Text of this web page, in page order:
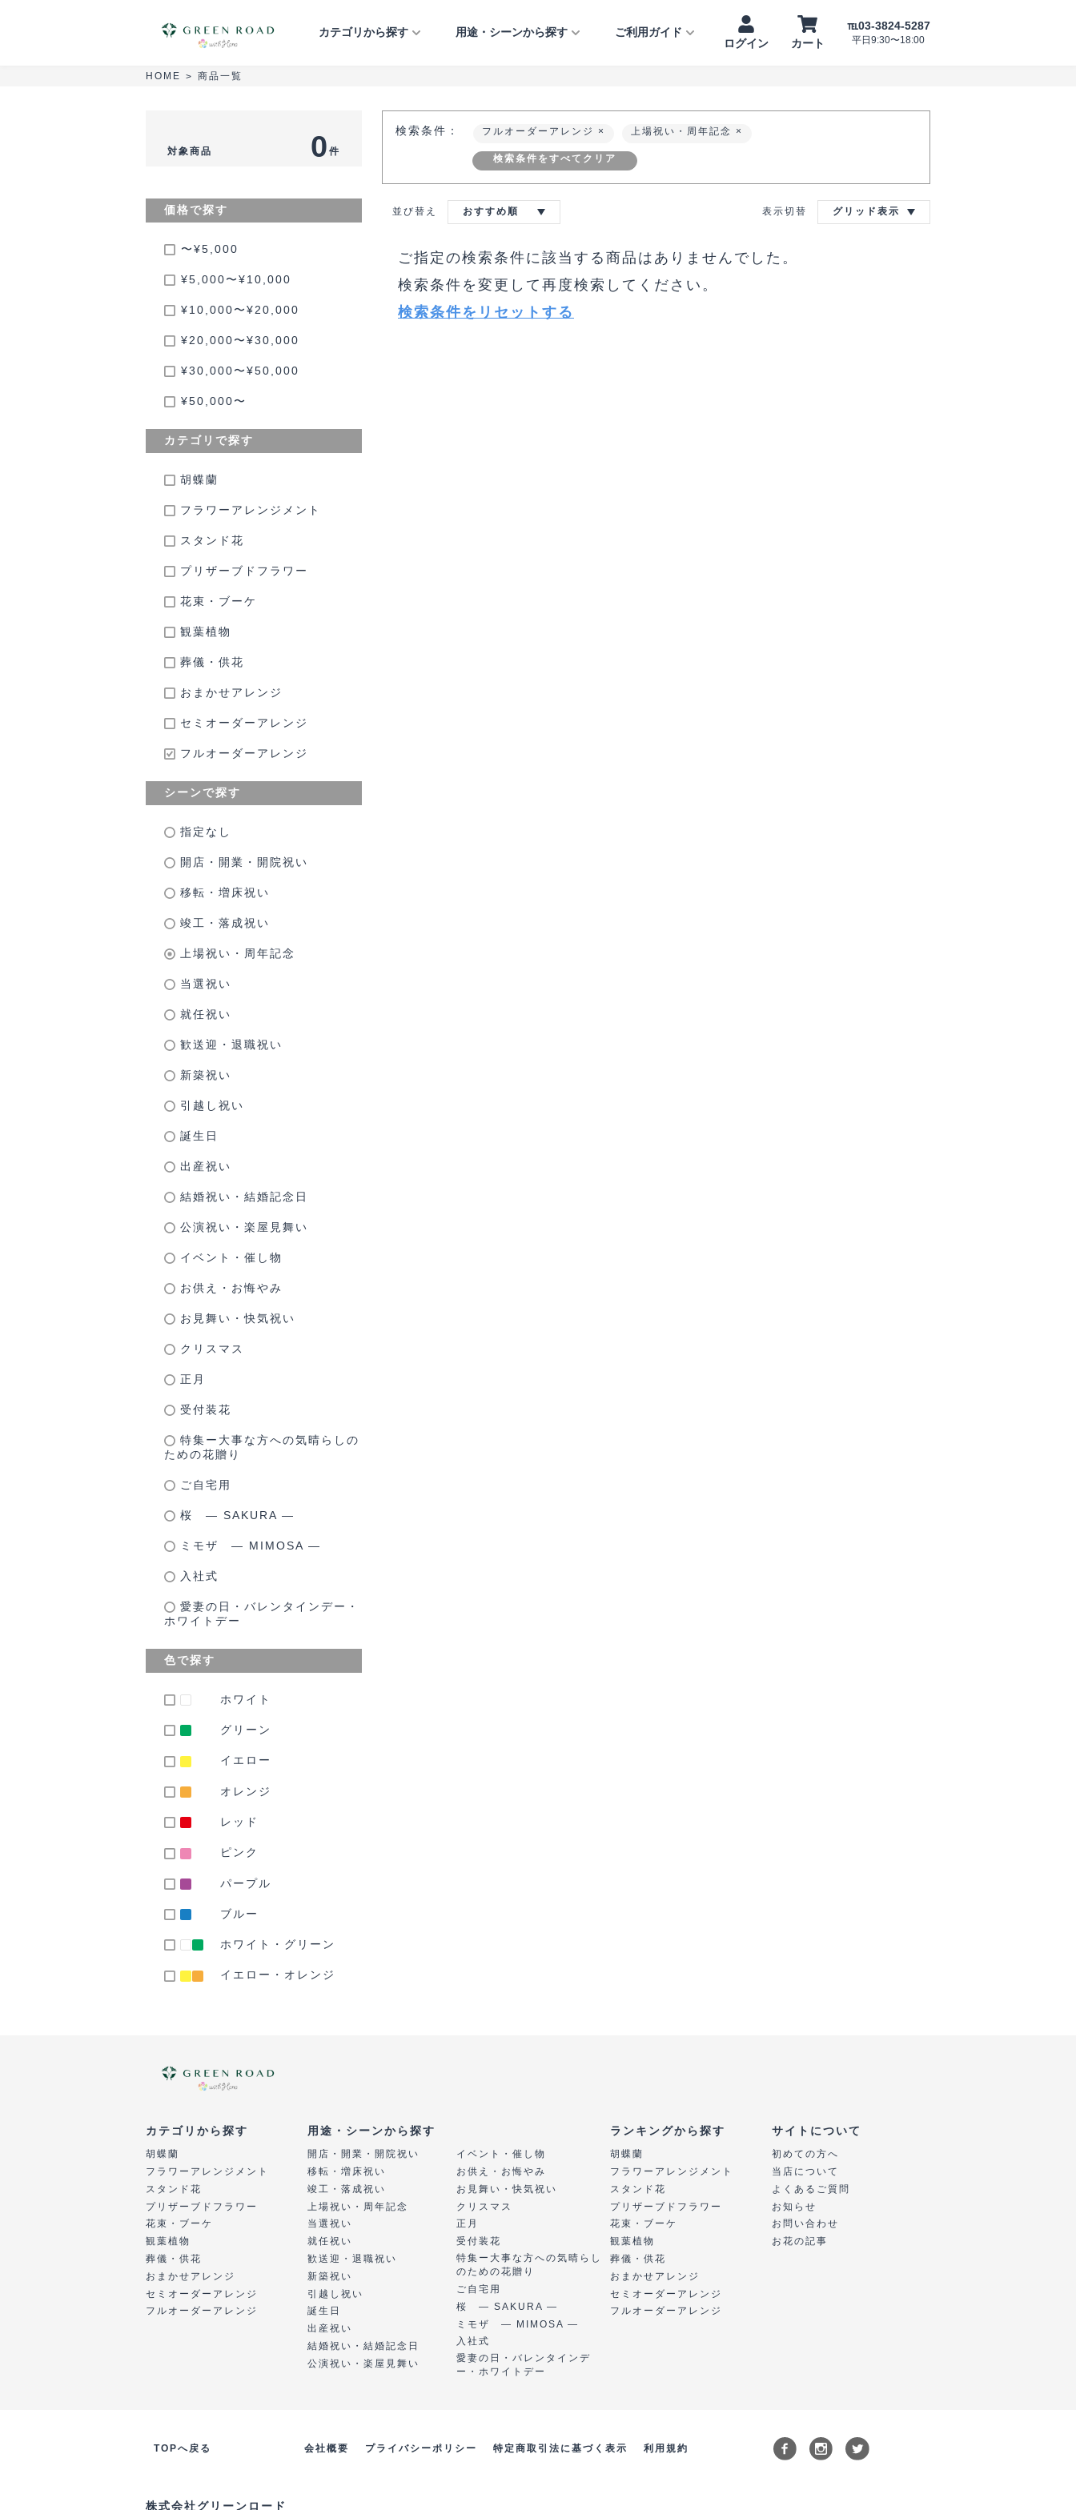
カテゴリから探す
プリザーブドフラワー
観葉植物
用途・シーンから探す
移転・増床祝い
竣工・落成祝い
上場祝い・周年記念
特集ー大事な方への気晴ら
しのための花贈り
個人のお祝い
誕生日
出産祝い
結婚祝い・結婚記念日
お悔やみ・お供え
お見舞い・快気祝い
イベント・催し物
公演祝い・楽屋見舞い
結婚祝い・結婚記念日
クリスマス
桜 ― SAKURA ―
ご利用ガイド
当店について
よくあるご質問
お知らせ
ログイン カート
℡03-3824-5287
平日9:30〜18:00
HOME > 商品一覧
対象商品 0 件
価格で探す
〜¥5,000
¥5,000〜¥10,000
¥10,000〜¥20,000
¥20,000〜¥30,000
¥30,000〜¥50,000
¥50,000〜
カテゴリで探す
胡蝶蘭
フラワーアレンジメント
スタンド花
プリザーブドフラワー
花束・ブーケ
観葉植物
葬儀・供花
おまかせアレンジ
セミオーダーアレンジ
フルオーダーアレンジ
シーンで探す
指定なし
開店・開業・開院祝い
移転・増床祝い
竣工・落成祝い
上場祝い・周年記念
当選祝い
就任祝い
歓送迎・退職祝い
新築祝い
引越し祝い
誕生日
出産祝い
結婚祝い・結婚記念日
公演祝い・楽屋見舞い
イベント・催し物
お供え・お悔やみ
お見舞い・快気祝い
クリスマス
正月
受付装花
特集ー大事な方への気晴らしの
ための花贈り
ご自宅用
桜 ― SAKURA ―
ミモザ ― MIMOSA ―
入社式
愛妻の日・バレンタインデー・
ホワイトデー
色で探す
ホワイト
グリーン
イエロー
オレンジ
レッド
ピンク
パープル
ブルー
ホワイト・グリーン
イエロー・オレンジ
検索条件： フルオーダーアレンジ 上場祝い・周年記念
検索条件をすべてクリア
並び替え おすすめ順 表示切替 グリッド表示
ご指定の検索条件に該当する商品はありませんでした。
検索条件を変更して再度検索してください。
検索条件をリセットする
カテゴリから探す
胡蝶蘭
フラワーアレンジメント
スタンド花
プリザーブドフラワー
花束・ブーケ
観葉植物
葬儀・供花
おまかせアレンジ
セミオーダーアレンジ
フルオーダーアレンジ
用途・シーンから探す
開店・開業・開院祝い
移転・増床祝い
竣工・落成祝い
上場祝い・周年記念
当選祝い
就任祝い
歓送迎・退職祝い
新築祝い
引越し祝い
誕生日
出産祝い
結婚祝い・結婚記念日
公演祝い・楽屋見舞い
イベント・催し物
お供え・お悔やみ
お見舞い・快気祝い
クリスマス
正月
受付装花
特集ー大事な方への気晴らし
のための花贈り
ご自宅用
桜 ― SAKURA ―
ミモザ ― MIMOSA ―
入社式
愛妻の日・バレンタインデ
ー・ホワイトデー
ランキングから探す
胡蝶蘭
フラワーアレンジメント
スタンド花
プリザーブドフラワー
花束・ブーケ
観葉植物
葬儀・供花
おまかせアレンジ
セミオーダーアレンジ
フルオーダーアレンジ
サイトについて
初めての方へ
当店について
よくあるご質問
お知らせ
お問い合わせ
お花の記事
TOPへ戻る 会社概要 プライバシーポリシー 特定商取引法に基づく表示 利用規約
株式会社グリーンロード